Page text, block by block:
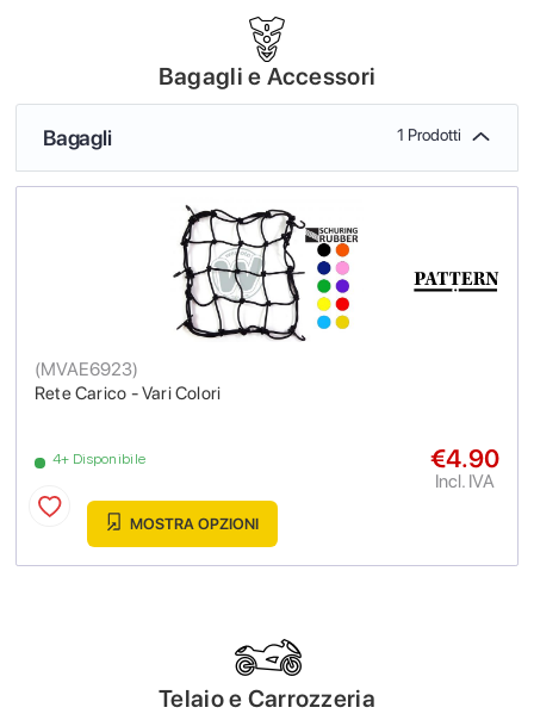
Bagagli e Accessori
Bagagli 1 Prodotti
Rete Carico - Vari Colori
(MVAE6923)
4+ Disponibile €4.90
Incl. IVA
MOSTRA OPZIONI
Telaio e Carrozzeria